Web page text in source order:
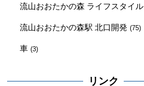
流山おおたかの森 ライフスタイル
流山おおたかの森駅 北口開発 (75)
車 (3)
リンク